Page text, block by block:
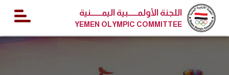
اللجنة الأولمــــــبية اليمـــــــنية
YEMEN OLYMPIC COMMITTEE